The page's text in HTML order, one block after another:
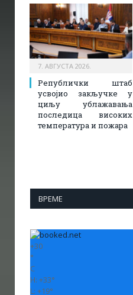
7. АВГУСТА 2026.
Републички штаб
усвојио закључке у
циљу ублажавања
последица високих
температура и пожара​
ВРЕМЕ
+30
°
C
H: +33°
L: +19°